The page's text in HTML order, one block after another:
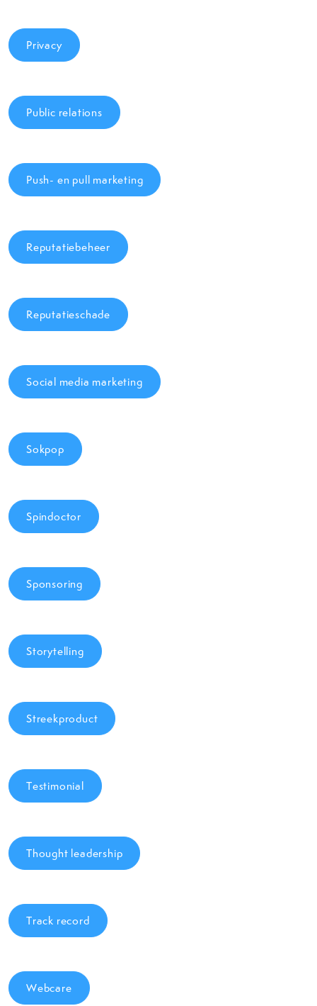
Privacy
Public relations
Push- en pull marketing
Reputatiebeheer
Reputatieschade
Social media marketing
Sokpop
Spindoctor
Sponsoring
Storytelling
Streekproduct
Testimonial
Thought leadership
Track record
Webcare